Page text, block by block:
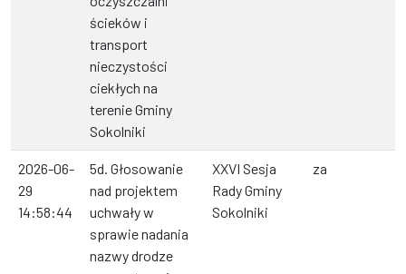
ścieków i
transport
nieczystości
ciekłych na
terenie Gminy
Sokolniki
2026-06-
29
14:58:44
5d. Głosowanie
nad projektem
uchwały w
sprawie nadania
nazwy drodze
XXVI Sesja
Rady Gminy
Sokolniki
za